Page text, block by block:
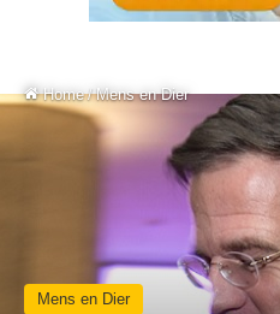
Home / Mens en Dier
Mens en Dier